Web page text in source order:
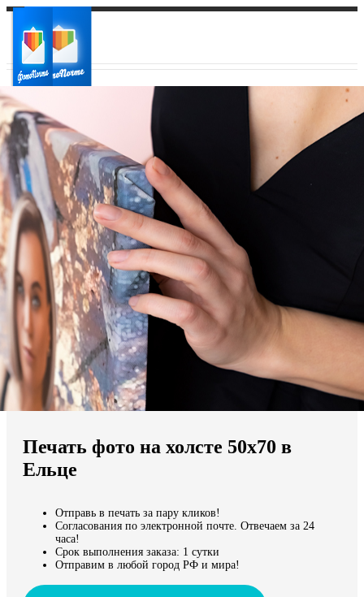
Ваш город:
Ваш регион доставки
Выберите из списка:
Мы доставляем по всему миру
Продолжить без города
Печать фото на холсте 50х70 в
Ельце
Отправь в печать за пару кликов!
Согласования по электронной почте. Отвечаем за 24
часа!
Срок выполнения заказа: 1 сутки
Отправим в любой город РФ и мира!